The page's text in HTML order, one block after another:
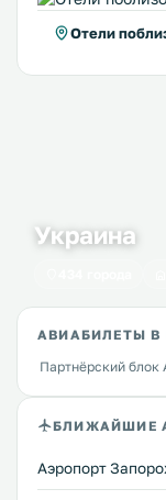
Отели
Украина
АВИАБИЛЕТЫ В
Партнёрский блок
БЛИЖАЙШИЕ
Аэропорт